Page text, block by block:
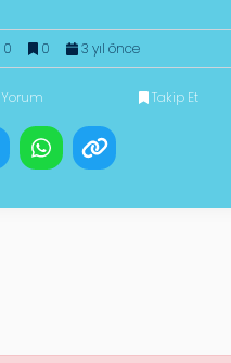
0 0 3 yıl önce
Yorum Takip Et